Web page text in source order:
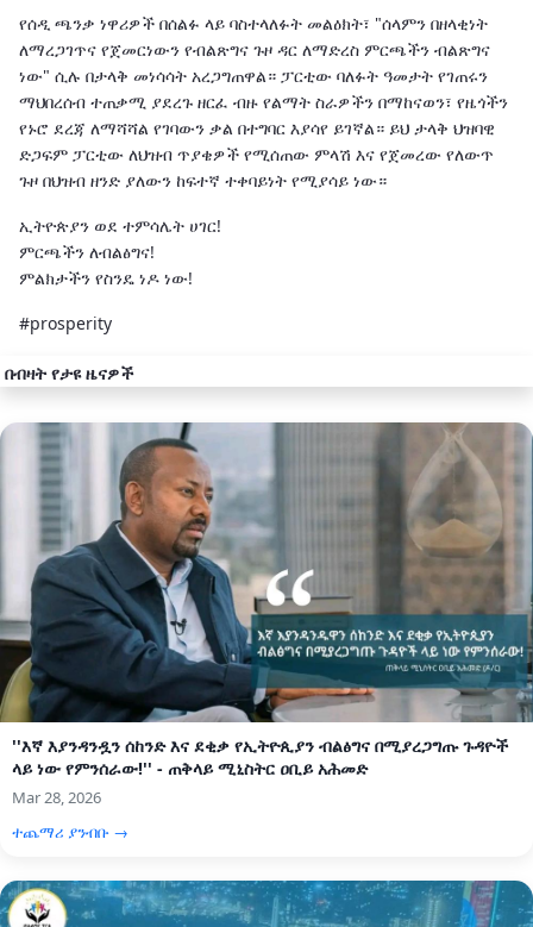
የሰዲ ጫንቃ ነዋሪዎች በሰልፉ ላይ ባስተላለፉት መልዕክት፣ "ሰላምን በዘላቂነት
ለማረጋገጥና የጀመርነውን የብልጽግና ጉዞ ዳር ለማድረስ ምርጫችን ብልጽግና
ነው" ሲሉ በታላቅ መነሳሳት አረጋግጠዋል። ፓርቲው ባለፉት ዓመታት የገጠሩን
ማህበረሰብ ተጠቃሚ ያደረጉ ዘርፈ ብዙ የልማት ስራዎችን በማከናወን፣ የዜጎችን
የኑሮ ደረጃ ለማሻሻል የገባውን ቃል በተግባር እያሳየ ይገኛል። ይህ ታላቅ ህዝባዊ
ድጋፍም ፓርቲው ለህዝብ ጥያቄዎች የሚሰጠው ምላሽ እና የጀመረው የለውጥ
ጉዞ በህዝብ ዘንድ ያለውን ከፍተኛ ተቀባይነት የሚያሳይ ነው።
ኢትዮጵያን ወደ ተምሳሌት ሀገር!
ምርጫችን ለብልፅግና!
ምልክታችን የስንዴ ነዶ ነው!
#prosperity
በብዛት የታዩ ዜናዎች
''እኛ እያንዳንዷን ሰከንድ እና ደቂቃ የኢትዮጲያን ብልፅግና በሚያረጋግጡ ጉዳዮች
ላይ ነው የምንሰራው!'' - ጠቅላይ ሚኒስትር ዐቢይ አሕመድ
Mar 28, 2026
ተጨማሪ ያንብቡ →